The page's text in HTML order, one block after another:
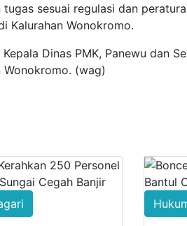
sesuai regulasi dan
Kalurahan Wonokromo.
Dinas PMK, Panewu dan
Wonokromo. (wag)